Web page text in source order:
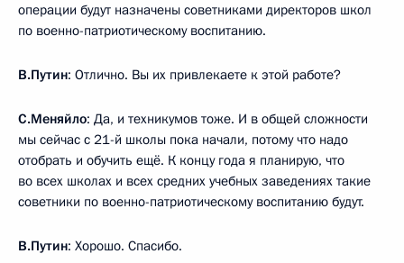
операции будут назначены советниками директоров школ
по военно-патриотическому воспитанию.
В.Путин: Отлично. Вы их привлекаете к этой работе?
С.Меняйло: Да, и техникумов тоже. И в общей сложности
мы сейчас с 21-й школы пока начали, потому что надо
отобрать и обучить ещё. К концу года я планирую, что
во всех школах и всех средних учебных заведениях такие
советники по военно-патриотическому воспитанию будут.
В.Путин: Хорошо. Спасибо.